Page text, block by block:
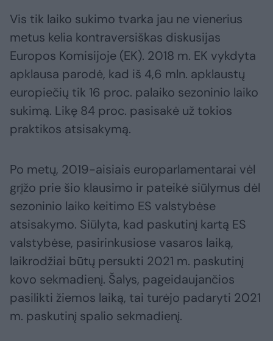
Vis tik laiko sukimo tvarka jau ne vienerius
metus kelia kontraversiškas diskusijas
Europos Komisijoje (EK). 2018 m. EK vykdyta
apklausa parodė, kad iš 4,6 mln. apklaustų
europiečių tik 16 proc. palaiko sezoninio laiko
sukimą. Likę 84 proc. pasisakė už tokios
praktikos atsisakymą.
Po metų, 2019-aisiais europarlamentarai vėl
grįžo prie šio klausimo ir pateikė siūlymus dėl
sezoninio laiko keitimo ES valstybėse
atsisakymo. Siūlyta, kad paskutinį kartą ES
valstybėse, pasirinkusiose vasaros laiką,
laikrodžiai būtų persukti 2021 m. paskutinį
kovo sekmadienį. Šalys, pageidaujančios
pasilikti žiemos laiką, tai turėjo padaryti 2021
m. paskutinį spalio sekmadienį.